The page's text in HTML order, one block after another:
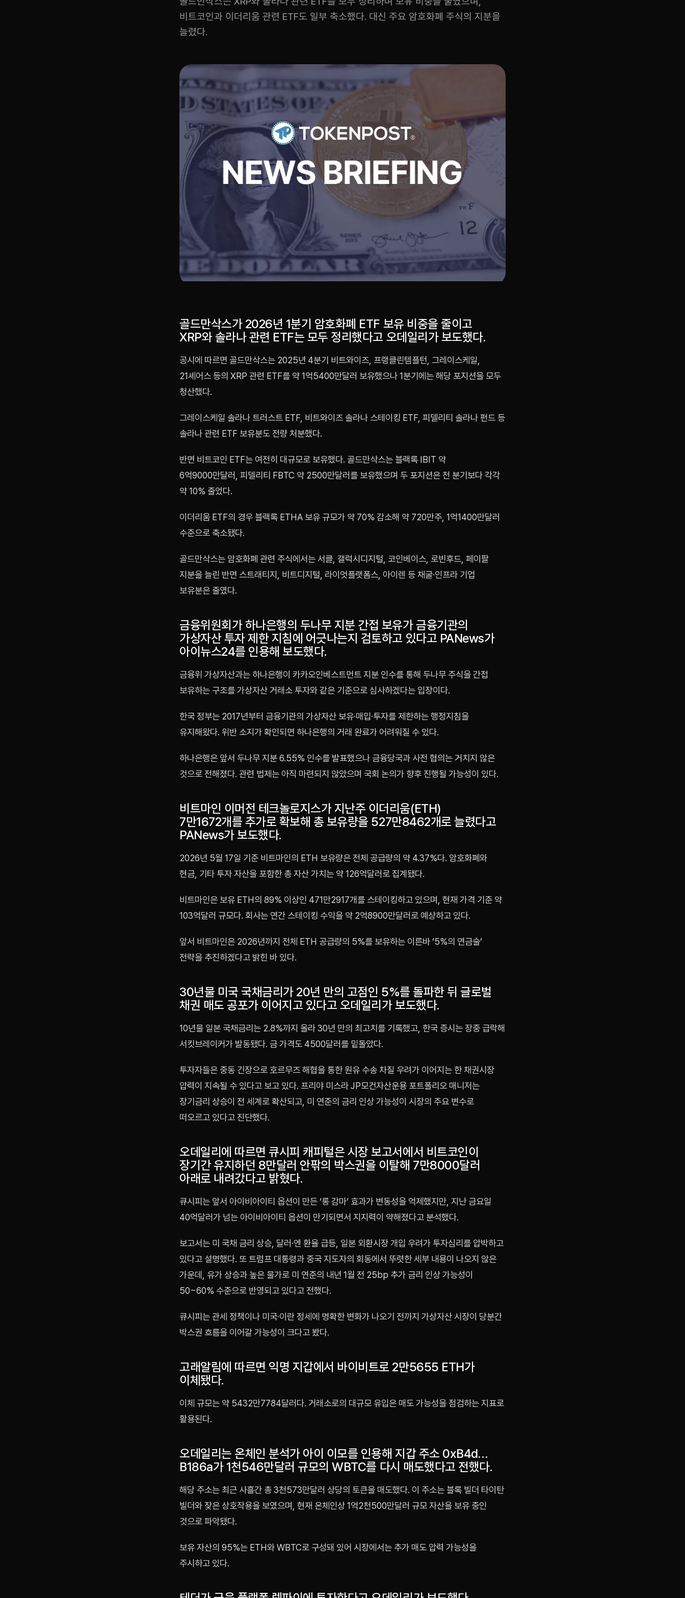
비트코인과 이더리움 관련 ETF도 일부 축소했다. 대신 주요 암호화폐 주식의 지분을
늘렸다.
골드만삭스가 2026년 1분기 암호화폐 ETF 보유 비중을 줄이고
XRP와 솔라나 관련 ETF는 모두 정리했다고 오데일리가 보도했다.
공시에 따르면 골드만삭스는 2025년 4분기 비트와이즈, 프랭클린템플턴, 그레이스케일,
21셰어스 등의 XRP 관련 ETF를 약 1억5400만달러 보유했으나 1분기에는 해당 포지션을 모두
청산했다.
그레이스케일 솔라나 트러스트 ETF, 비트와이즈 솔라나 스테이킹 ETF, 피델리티 솔라나 펀드 등
솔라나 관련 ETF 보유분도 전량 처분했다.
반면 비트코인 ETF는 여전히 대규모로 보유했다. 골드만삭스는 블랙록 IBIT 약
6억9000만달러, 피델리티 FBTC 약 2500만달러를 보유했으며 두 포지션은 전 분기보다 각각
약 10% 줄었다.
이더리움 ETF의 경우 블랙록 ETHA 보유 규모가 약 70% 감소해 약 720만주, 1억1400만달러
수준으로 축소됐다.
골드만삭스는 암호화폐 관련 주식에서는 서클, 갤럭시디지털, 코인베이스, 로빈후드, 페이팔
지분을 늘린 반면 스트래티지, 비트디지털, 라이엇플랫폼스, 아이렌 등 채굴·인프라 기업
보유분은 줄였다.
금융위원회가 하나은행의 두나무 지분 간접 보유가 금융기관의
가상자산 투자 제한 지침에 어긋나는지 검토하고 있다고 PANews가
아이뉴스24를 인용해 보도했다.
금융위 가상자산과는 하나은행이 카카오인베스트먼트 지분 인수를 통해 두나무 주식을 간접
보유하는 구조를 가상자산 거래소 투자와 같은 기준으로 심사하겠다는 입장이다.
한국 정부는 2017년부터 금융기관의 가상자산 보유·매입·투자를 제한하는 행정지침을
유지해왔다. 위반 소지가 확인되면 하나은행의 거래 완료가 어려워질 수 있다.
하나은행은 앞서 두나무 지분 6.55% 인수를 발표했으나 금융당국과 사전 협의는 거치지 않은
것으로 전해졌다. 관련 법제는 아직 마련되지 않았으며 국회 논의가 향후 진행될 가능성이 있다.
비트마인 이머전 테크놀로지스가 지난주 이더리움(ETH)
7만1672개를 추가로 확보해 총 보유량을 527만8462개로 늘렸다고
PANews가 보도했다.
2026년 5월 17일 기준 비트마인의 ETH 보유량은 전체 공급량의 약 4.37%다. 암호화폐와
현금, 기타 투자 자산을 포함한 총 자산 가치는 약 126억달러로 집계됐다.
비트마인은 보유 ETH의 89% 이상인 471만2917개를 스테이킹하고 있으며, 현재 가격 기준 약
103억달러 규모다. 회사는 연간 스테이킹 수익을 약 2억8900만달러로 예상하고 있다.
앞서 비트마인은 2026년까지 전체 ETH 공급량의 5%를 보유하는 이른바 ‘5%의 연금술’
전략을 추진하겠다고 밝힌 바 있다.
30년물 미국 국채금리가 20년 만의 고점인 5%를 돌파한 뒤 글로벌
채권 매도 공포가 이어지고 있다고 오데일리가 보도했다.
10년물 일본 국채금리는 2.8%까지 올라 30년 만의 최고치를 기록했고, 한국 증시는 장중 급락해
서킷브레이커가 발동됐다. 금 가격도 4500달러를 밑돌았다.
투자자들은 중동 긴장으로 호르무즈 해협을 통한 원유 수송 차질 우려가 이어지는 한 채권시장
압력이 지속될 수 있다고 보고 있다. 프리야 미스라 JP모건자산운용 포트폴리오 매니저는
장기금리 상승이 전 세계로 확산되고, 미 연준의 금리 인상 가능성이 시장의 주요 변수로
떠오르고 있다고 진단했다.
오데일리에 따르면 큐시피 캐피털은 시장 보고서에서 비트코인이
장기간 유지하던 8만달러 안팎의 박스권을 이탈해 7만8000달러
아래로 내려갔다고 밝혔다.
큐시피는 앞서 아이비아이티 옵션이 만든 ‘롱 감마’ 효과가 변동성을 억제했지만, 지난 금요일
40억달러가 넘는 아이비아이티 옵션이 만기되면서 지지력이 약해졌다고 분석했다.
보고서는 미 국채 금리 상승, 달러·엔 환율 급등, 일본 외환시장 개입 우려가 투자심리를 압박하고
있다고 설명했다. 또 트럼프 대통령과 중국 지도자의 회동에서 뚜렷한 세부 내용이 나오지 않은
가운데, 유가 상승과 높은 물가로 미 연준의 내년 1월 전 25bp 추가 금리 인상 가능성이
50~60% 수준으로 반영되고 있다고 전했다.
큐시피는 관세 정책이나 미국·이란 정세에 명확한 변화가 나오기 전까지 가상자산 시장이 당분간
박스권 흐름을 이어갈 가능성이 크다고 봤다.
고래알림에 따르면 익명 지갑에서 바이비트로 2만5655 ETH가
이체됐다.
이체 규모는 약 5432만7784달러다. 거래소로의 대규모 유입은 매도 가능성을 점검하는 지표로
활용된다.
오데일리는 온체인 분석가 아이 이모를 인용해 지갑 주소 0xB4d…
B186a가 1천546만달러 규모의 WBTC를 다시 매도했다고 전했다.
해당 주소는 최근 사흘간 총 3천573만달러 상당의 토큰을 매도했다. 이 주소는 블록 빌더 타이탄
빌더와 잦은 상호작용을 보였으며, 현재 온체인상 1억2천500만달러 규모 자산을 보유 중인
것으로 파악됐다.
보유 자산의 95%는 ETH와 WBTC로 구성돼 있어 시장에서는 추가 매도 압력 가능성을
주시하고 있다.